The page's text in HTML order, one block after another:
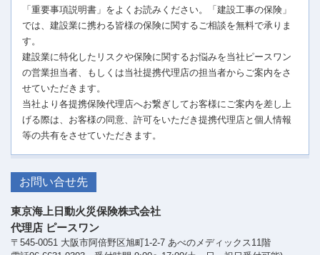
「重要事項説明書」をよくお読みください。「建設工事の保険」
では、建設業に携わる皆様の保険に関するご相談を無料で承りま
す。
建設業に特化したリスクや保険に関するお悩みを当社ピースワン
の営業担当者、もしくは当社提携代理店の担当者からご案内をさ
せていただきます。
当社より各提携保険代理店へお繋ぎしてお客様にご案内を差し上
げる際は、お客様の同意、許可をいただき提携代理店と個人情報
等の共有をさせていただきます。
お問い合せ先
東京海上日動火災保険株式会社
代理店 ピースワン
〒545-0051 大阪市阿倍野区旭町1-2-7 あべのメディックス11階